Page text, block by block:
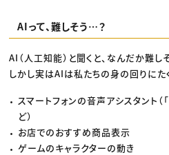
AIって、難しそう…？
AI（人工知能）と聞くと、なんだか難し
しかし実はAIは私たちの身の回りにた
スマートフォンの音声アシスタント
ど）
お店でのおすすめ商品表示
ゲームのキャラクターの動き